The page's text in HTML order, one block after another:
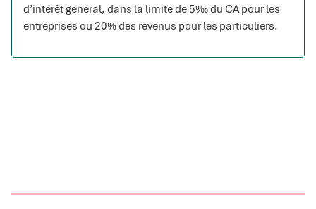
d’intérêt général, dans la limite de 5‰ du CA pour les
entreprises ou 20% des revenus pour les particuliers.